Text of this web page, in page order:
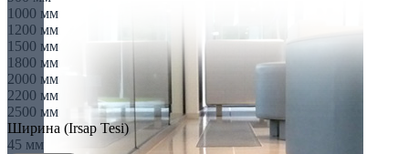
1000 мм
1200 мм
1500 мм
1800 мм
2000 мм
2200 мм
2500 мм
Ширина (Irsap Tesi)
45 мм